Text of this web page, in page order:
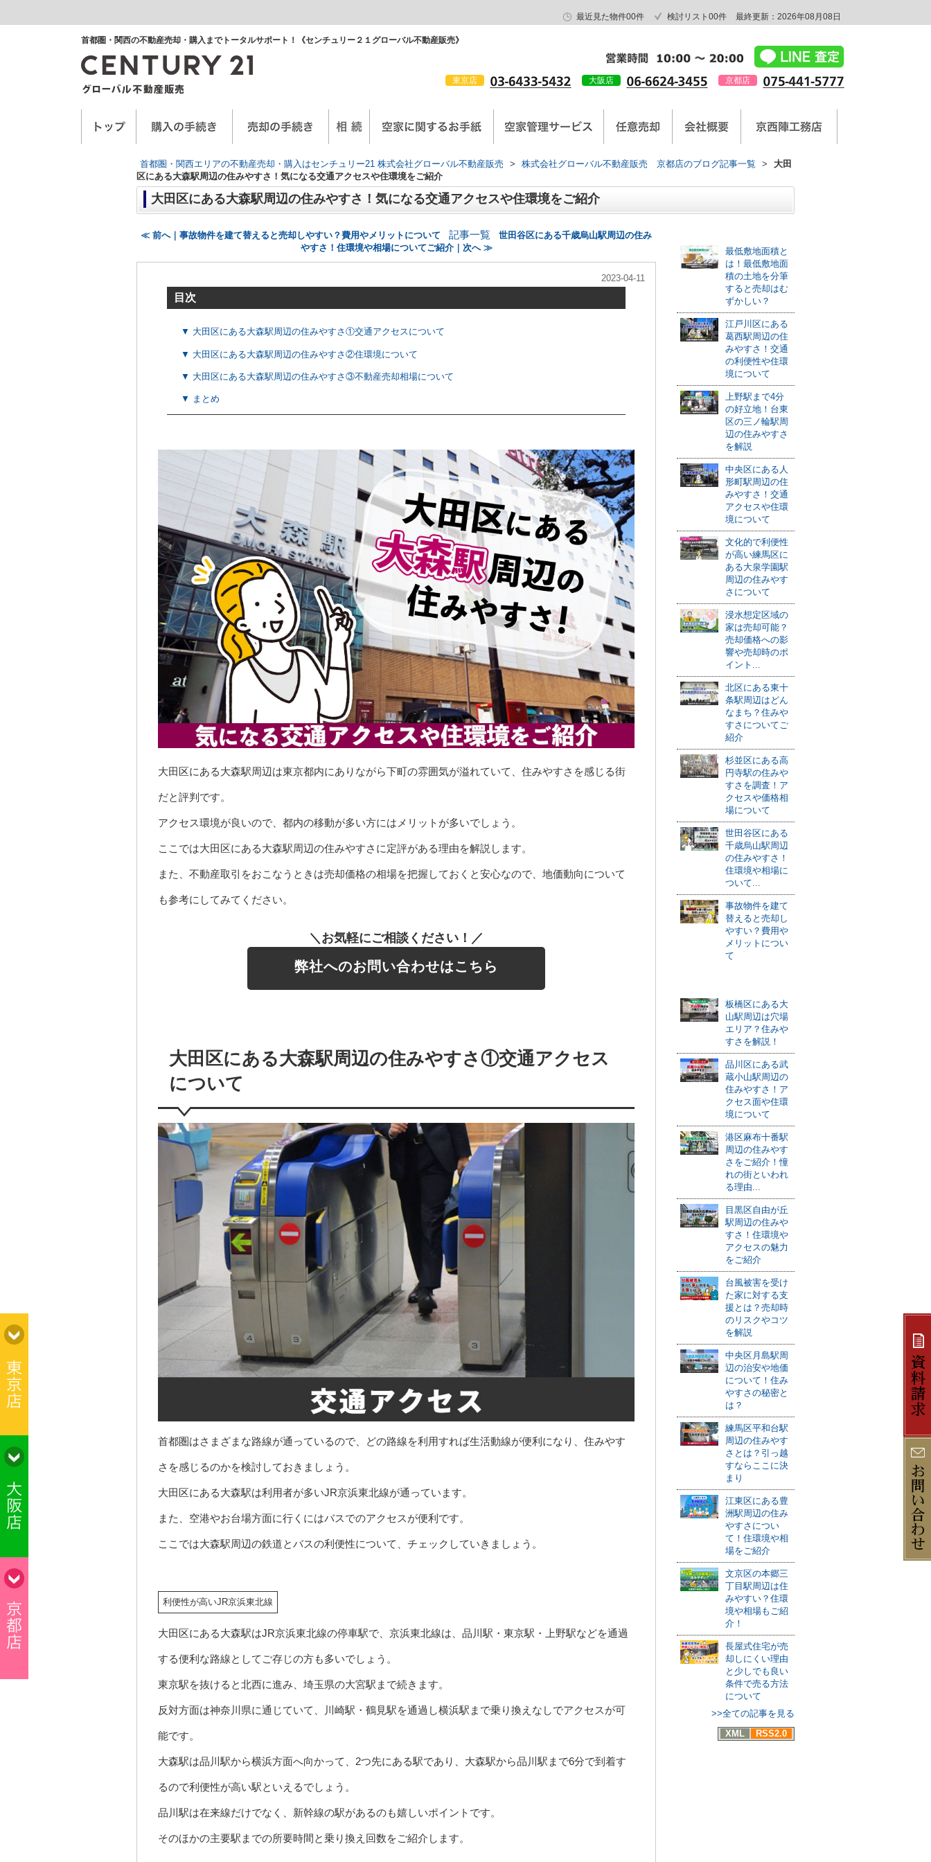
最近見た物件00件 検討リスト 00件 最終更新：2026年08月08日
首都圏・関西の不動産売却・購入までトータルサポート！《センチュリー２１グローバル不動産販売》
東京店 大阪店 京都店
首都圏・関西エリアの不動産売却・購入はセンチュリー21 株式会社グローバル不動産販売 > 株式会社グローバル不動産販売 京都店のブログ記事一覧 >
大田
区にある大森駅周辺の住みやすさ！気になる交通アクセスや住環境をご紹介
大田区にある大森駅周辺の住みやすさ！気になる交通アクセスや住環境をご紹介
≪ 前へ｜事故物件を建て替えると売却しやすい？費用やメリットについて 記事一覧
世田谷区にある千歳烏山駅周辺の住み
やすさ！住環境や相場についてご紹介｜次へ ≫
2023-04-11
目次
▼ 大田区にある大森駅周辺の住みやすさ①交通アクセスについて
▼ 大田区にある大森駅周辺の住みやすさ②住環境について
▼ 大田区にある大森駅周辺の住みやすさ③不動産売却相場について
▼ まとめ
大田区にある大森駅周辺は東京都内にありながら下町の雰囲気が溢れていて、住みやすさを感じる街
だと評判です。
アクセス環境が良いので、都内の移動が多い方にはメリットが多いでしょう。
ここでは大田区にある大森駅周辺の住みやすさに定評がある理由を解説します。
また、不動産取引をおこなうときは売却価格の相場を把握しておくと安心なので、地価動向について
も参考にしてみてください。
＼お気軽にご相談ください！／
弊社へのお問い合わせはこちら
大田区にある大森駅周辺の住みやすさ①交通アクセス
について
首都圏はさまざまな路線が通っているので、どの路線を利用すれば生活動線が便利になり、住みやす
さを感じるのかを検討しておきましょう。
大田区にある大森駅は利用者が多いJR京浜東北線が通っています。
また、空港やお台場方面に行くにはバスでのアクセスが便利です。
ここでは大森駅周辺の鉄道とバスの利便性について、チェックしていきましょう。
利便性が高いJR京浜東北線
大田区にある大森駅はJR京浜東北線の停車駅で、京浜東北線は、品川駅・東京駅・上野駅などを通過
する便利な路線としてご存じの方も多いでしょう。
東京駅を抜けると北西に進み、埼玉県の大宮駅まで続きます。
反対方面は神奈川県に通じていて、川崎駅・鶴見駅を通過し横浜駅まで乗り換えなしでアクセスが可
能です。
大森駅は品川駅から横浜方面へ向かって、2つ先にある駅であり、大森駅から品川駅まで6分で到着す
るので利便性が高い駅といえるでしょう。
品川駅は在来線だけでなく、新幹線の駅があるのも嬉しいポイントです。
そのほかの主要駅までの所要時間と乗り換え回数をご紹介します。
最低敷地面積と
は！最低敷地面
積の土地を分筆
すると売却はむ
ずかしい？
江戸川区にある
葛西駅周辺の住
みやすさ！交通
の利便性や住環
境について
上野駅まで4分
の好立地！台東
区の三ノ輪駅周
辺の住みやすさ
を解説
中央区にある人
形町駅周辺の住
みやすさ！交通
アクセスや住環
境について
文化的で利便性
が高い練馬区に
ある大泉学園駅
周辺の住みやす
さについて
浸水想定区域の
家は売却可能？
売却価格への影
響や売却時のポ
イント...
北区にある東十
条駅周辺はどん
なまち？住みや
すさについてご
紹介
杉並区にある高
円寺駅の住みや
すさを調査！ア
クセスや価格相
場について
世田谷区にある
千歳烏山駅周辺
の住みやすさ！
住環境や相場に
ついて...
事故物件を建て
替えると売却し
やすい？費用や
メリットについ
て
板橋区にある大
山駅周辺は穴場
エリア？住みや
すさを解説！
品川区にある武
蔵小山駅周辺の
住みやすさ！ア
クセス面や住環
境について
港区麻布十番駅
周辺の住みやす
さをご紹介！憧
れの街といわれ
る理由...
目黒区自由が丘
駅周辺の住みや
すさ！住環境や
アクセスの魅力
をご紹介
台風被害を受け
た家に対する支
援とは？売却時
のリスクやコツ
を解説
中央区月島駅周
辺の治安や地価
について！住み
やすさの秘密と
は？
練馬区平和台駅
周辺の住みやす
さとは？引っ越
すならここに決
まり
江東区にある豊
洲駅周辺の住み
やすさについ
て！住環境や相
場をご紹介
文京区の本郷三
丁目駅周辺は住
みやすい？住環
境や相場もご紹
介！
長屋式住宅が売
却しにくい理由
と少しでも良い
条件で売る方法
について
>>全ての記事を見る
XML
RSS2.0